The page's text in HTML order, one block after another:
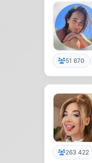
51 670
263 422